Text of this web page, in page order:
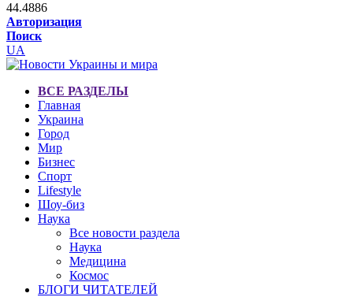
44.4886
Авторизация
Поиск
UA
ВСЕ РАЗДЕЛЫ
Главная
Украина
Город
Мир
Бизнес
Спорт
Lifestyle
Шоу-биз
Наука
Все новости раздела
Наука
Медицина
Космос
БЛОГИ ЧИТАТЕЛЕЙ